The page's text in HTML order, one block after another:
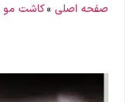
صفحه اصلی »کاشت مو